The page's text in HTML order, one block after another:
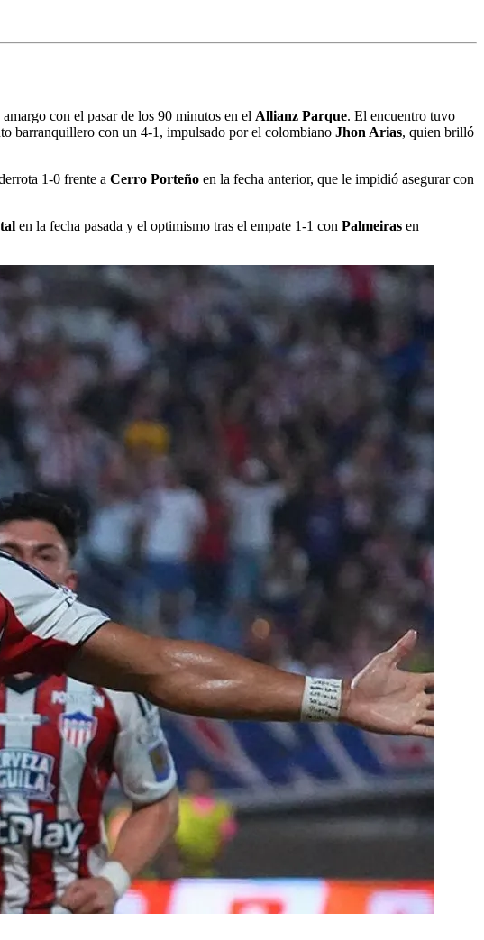
con el pasar de los 90 minutos en el Allianz Parque. El encuentro tuvo
barranquillero con un 4-1, impulsado por el colombiano Jhon Arias, quien brilló
1-0 frente a Cerro Porteño en la fecha anterior, que le impidió asegurar con
en la fecha pasada y el optimismo tras el empate 1-1 con Palmeiras en